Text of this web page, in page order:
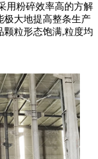
用粉碎效率高的方解
极大地提高整条生产
颗粒形态饱满,粒度均